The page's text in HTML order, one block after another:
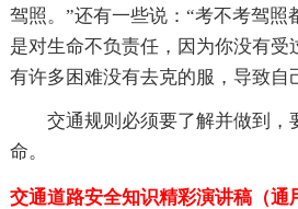
驾照。”还有一些说：“考不考驾照
是对生命不负责任，因为你没有受
有许多困难没有去克的服，导致自
交通规则必须要了解并做到，
命。
交通道路安全知识精彩演讲稿（通